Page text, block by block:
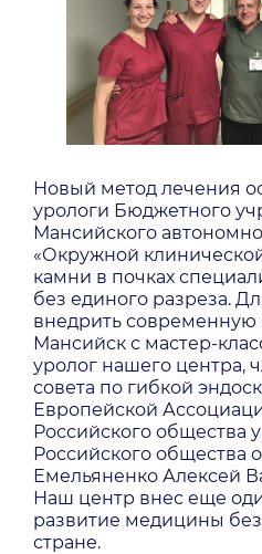
Новый метод лечения
урологи Бюджетного
Мансийского
«Окружной
камни в почках
без единого разреза.
внедрить современную
Мансийск с мастер-
уролог нашего центра,
совета по гибкой
Европейской
Российского общества
Российского общества
Емельяненко Алексей
Наш центр внес еще
развитие медицины
стране.